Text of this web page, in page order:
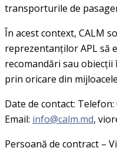
transporturile de
În acest context, CALM
reprezentanților APL să
recomandări sau
prin oricare din
Date de contact: Telefon:
Email: info@calm.md,
Persoană de contract –